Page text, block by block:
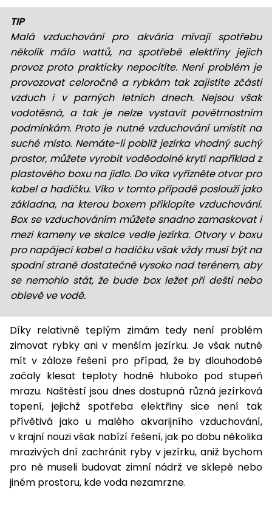
TIP
Malá vzduchování pro akvária mívají spotřebu
několik málo wattů, na spotřebě elektřiny jejich
provoz proto prakticky nepocítíte. Není problém je
provozovat celoročně a rybkám tak zajistíte zčásti
vzduch i v parných letních dnech. Nejsou však
vodotěsná, a tak je nelze vystavit povětrnostním
podmínkám. Proto je nutné vzduchování umístit na
suché místo. Nemáte-li poblíž jezírka vhodný suchý
prostor, můžete vyrobit voděodolné krytí například z
plastového boxu na jídlo. Do víka vyřízněte otvor pro
kabel a hadičku. Víko v tomto případě poslouží jako
základna, na kterou boxem přiklopíte vzduchování.
Box se vzduchováním můžete snadno zamaskovat i
mezi kameny ve skalce vedle jezírka. Otvory v boxu
pro napájecí kabel a hadičku však vždy musí být na
spodní straně dostatečně vysoko nad terénem, aby
se nemohlo stát, že bude box ležet při dešti nebo
oblevě ve vodě.
Díky relativně teplým zimám tedy není problém
zimovat rybky ani v menším jezírku. Je však nutné
mít v záloze řešení pro případ, že by dlouhodobě
začaly klesat teploty hodně hluboko pod stupeň
mrazu. Naštěstí jsou dnes dostupná různá jezírková
topení, jejichž spotřeba elektřiny sice není tak
přívětivá jako u malého akvarijního vzduchování,
v krajní nouzi však nabízí řešení, jak po dobu několika
mrazivých dní zachránit ryby v jezírku, aniž bychom
pro ně museli budovat zimní nádrž ve sklepě nebo
jiném prostoru, kde voda nezamrzne.